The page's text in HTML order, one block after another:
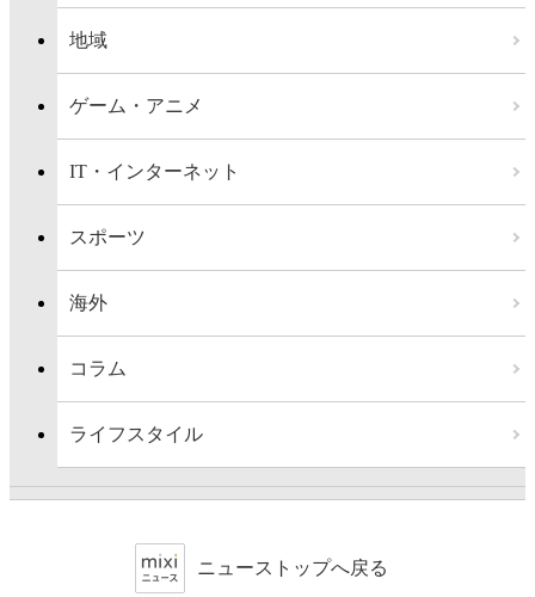
地域
ゲーム・アニメ
IT・インターネット
スポーツ
海外
コラム
ライフスタイル
ニューストップへ戻る